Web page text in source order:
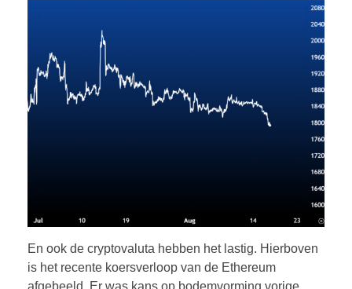
En ook de cryptovaluta hebben het lastig. Hierboven
is het recente koersverloop van de Ethereum
afgebeeld. Er was kans op bodemvorming vorige